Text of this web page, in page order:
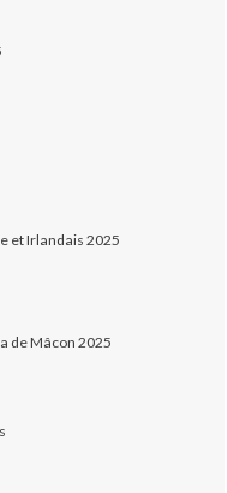
et Irlandais 2025
de Mâcon 2025